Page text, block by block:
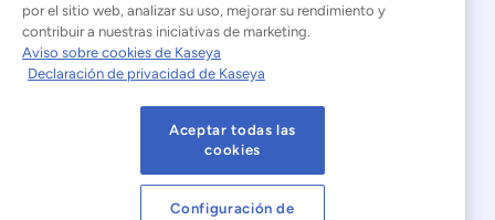
© 2026 Kaseya. Todos los derechos reservados.
Español (América Latina)
Declaración sobre la esclavitud moderna
Condiciones de uso del sitio web
Declaración de privacidad Mapa del sitio
por el sitio web, analizar su uso, mejorar su rendimiento y
contribuir a nuestras iniciativas de marketing.
Aviso sobre cookies de Kaseya
Declaración de privacidad de Kaseya
Aceptar todas las
cookies
Configuración de